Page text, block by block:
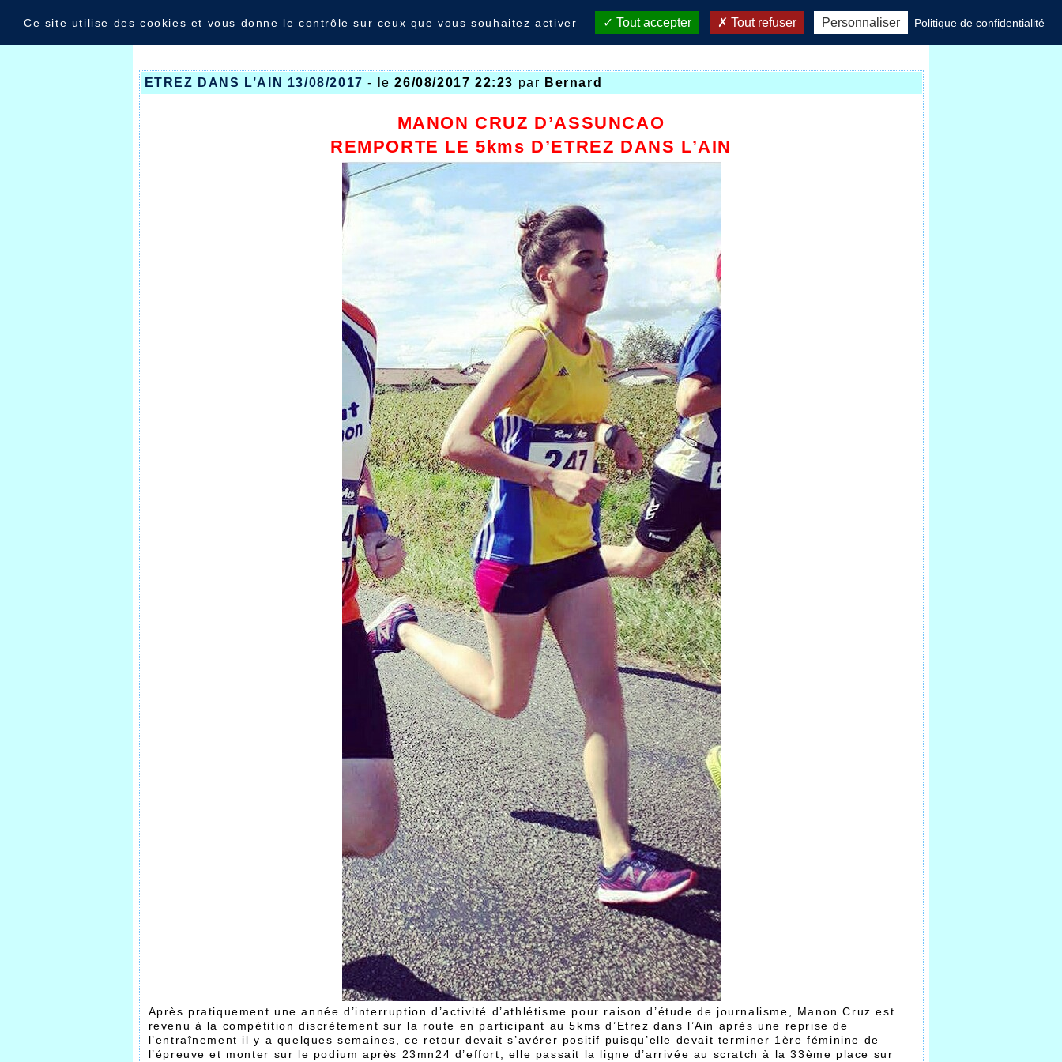
Nouvelles
ETREZ DANS L’AIN 13/08/2017 - le26/08/2017 22:23 par Bernard
MANON CRUZ D’ASSUNCAO
REMPORTE LE 5kms D’ETREZ DANS L’AIN
Après pratiquement une année d’interruption d’activité d’athlétisme pour raison d’étude de journalisme, Manon Cruz est
revenu à la compétition discrètement sur la route en participant au 5kms d’Etrez dans l’Ain après une reprise de
l’entraînement il y a quelques semaines, ce retour devait s’avérer positif puisqu’elle devait terminer 1ère féminine de
l’épreuve et monter sur le podium après 23mn24 d’effort, elle passait la ligne d’arrivée au scratch à la 33ème place sur
Ce site utilise des cookies et vous donne le contrôle sur ceux que vous souhaitez activer Tout accepter Tout refuser Personnaliser Politique de confidentialité